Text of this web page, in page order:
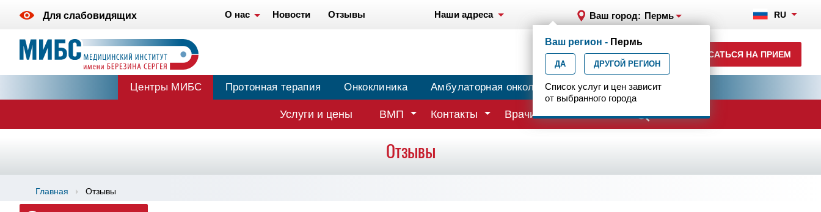
Для слабовидящих О нас Новости Отзывы Наши адреса Ваш город: Пермь RU
+7 (342) 215-11-55 ЗАПИСАТЬСЯ НА ПРИЕМ
Ваш регион - Пермь
ДА ДРУГОЙ РЕГИОН
Список услуг и цен зависит
от выбранного города
Центры МИБС Протонная терапия Онкоклиника Амбулаторная онкология Центр эпилептологии
Услуги и цены ВМП Контакты Врачи
Отзывы
Главная Отзывы